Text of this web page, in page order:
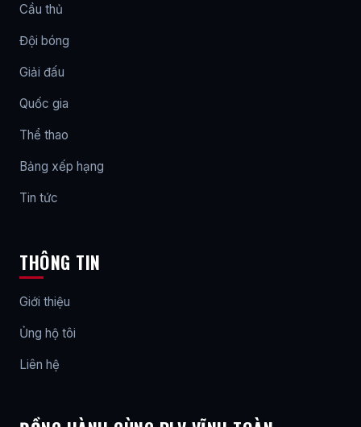
Cầu thủ
Đội bóng
Giải đấu
Quốc gia
Thể thao
Bảng xếp hạng
Tin tức
THÔNG TIN
Giới thiệu
Ủng hộ tôi
Liên hệ